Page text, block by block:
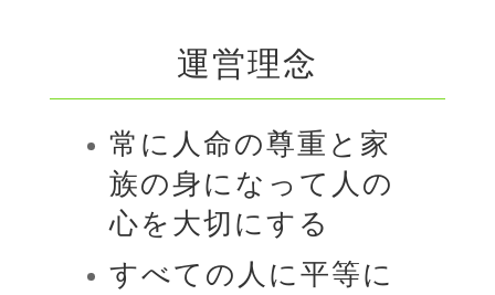
運営理念
常に人命の尊重と家
族の身になって人の
心を大切にする
すべての人に平等に